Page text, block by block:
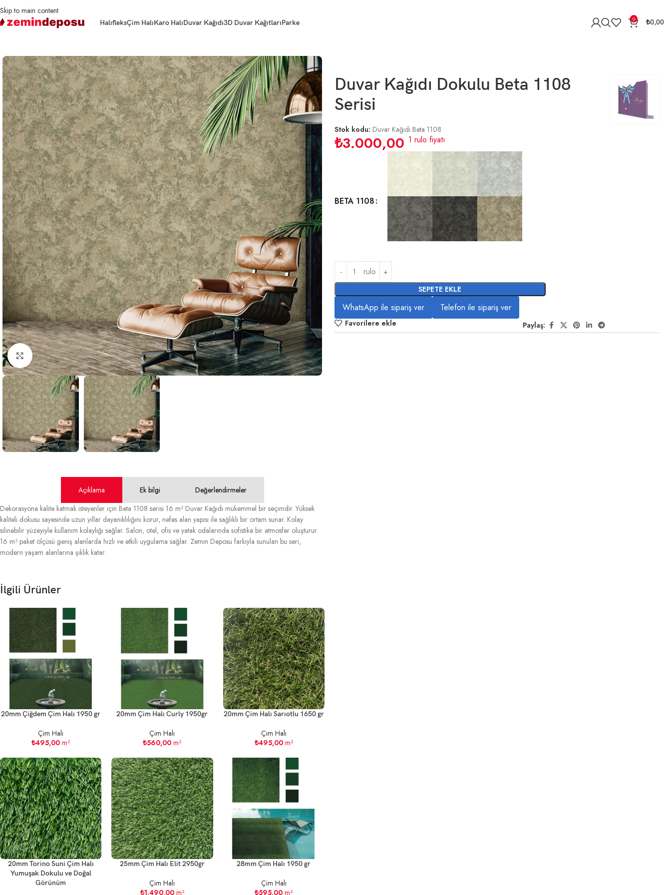
Skip to main content
HalıfleksÇim HalıKaro HalıDuvar Kağıdı3D Duvar KağıtlarıParke 0 ₺0,00
Büyütmek için tıklayın
Duvar Kağıdı Dokulu Beta 1108
Serisi
Stok kodu: Duvar Kağıdı Beta 1108
₺3.000,00 1 rulo fiyatı
BETA 1108
rulo
SEPETE EKLE
WhatsApp ile sipariş ver Telefon ile sipariş ver
Favorilere ekle Paylaş:
Açıklama Ek bilgi
Değerlendirmeler
Dekorasyona kalite katmak isteyenler için Beta 1108 serisi 16 m² Duvar Kağıdı mükemmel bir seçimdir. Yüksek
kaliteli dokusu sayesinde uzun yıllar dayanıklılığını korur, nefes alan yapısı ile sağlıklı bir ortam sunar. Kolay
silinebilir yüzeyiyle kullanım kolaylığı sağlar. Salon, otel, ofis ve yatak odalarında sofistike bir atmosfer oluşturur.
16 m² paket ölçüsü geniş alanlarda hızlı ve etkili uygulama sağlar. Zemin Deposu farkıyla sunulan bu seri,
modern yaşam alanlarına şıklık katar.
İlgili Ürünler
20mm Çiğdem Çim Halı 1950 gr
Çim Halı
₺495,00 m²
20mm Çim Halı Curly 1950gr
Çim Halı
₺560,00 m²
20mm Çim Halı Sarıotlu 1650 gr
Çim Halı
₺495,00m²
20mm Torino Suni Çim Halı
Yumuşak Dokulu ve Doğal
Görünüm
25mm Çim Halı Elit 2950gr
Çim Halı
₺1.490,00m²
28mm Çim Halı 1950 gr
Çim Halı
₺595,00 m²